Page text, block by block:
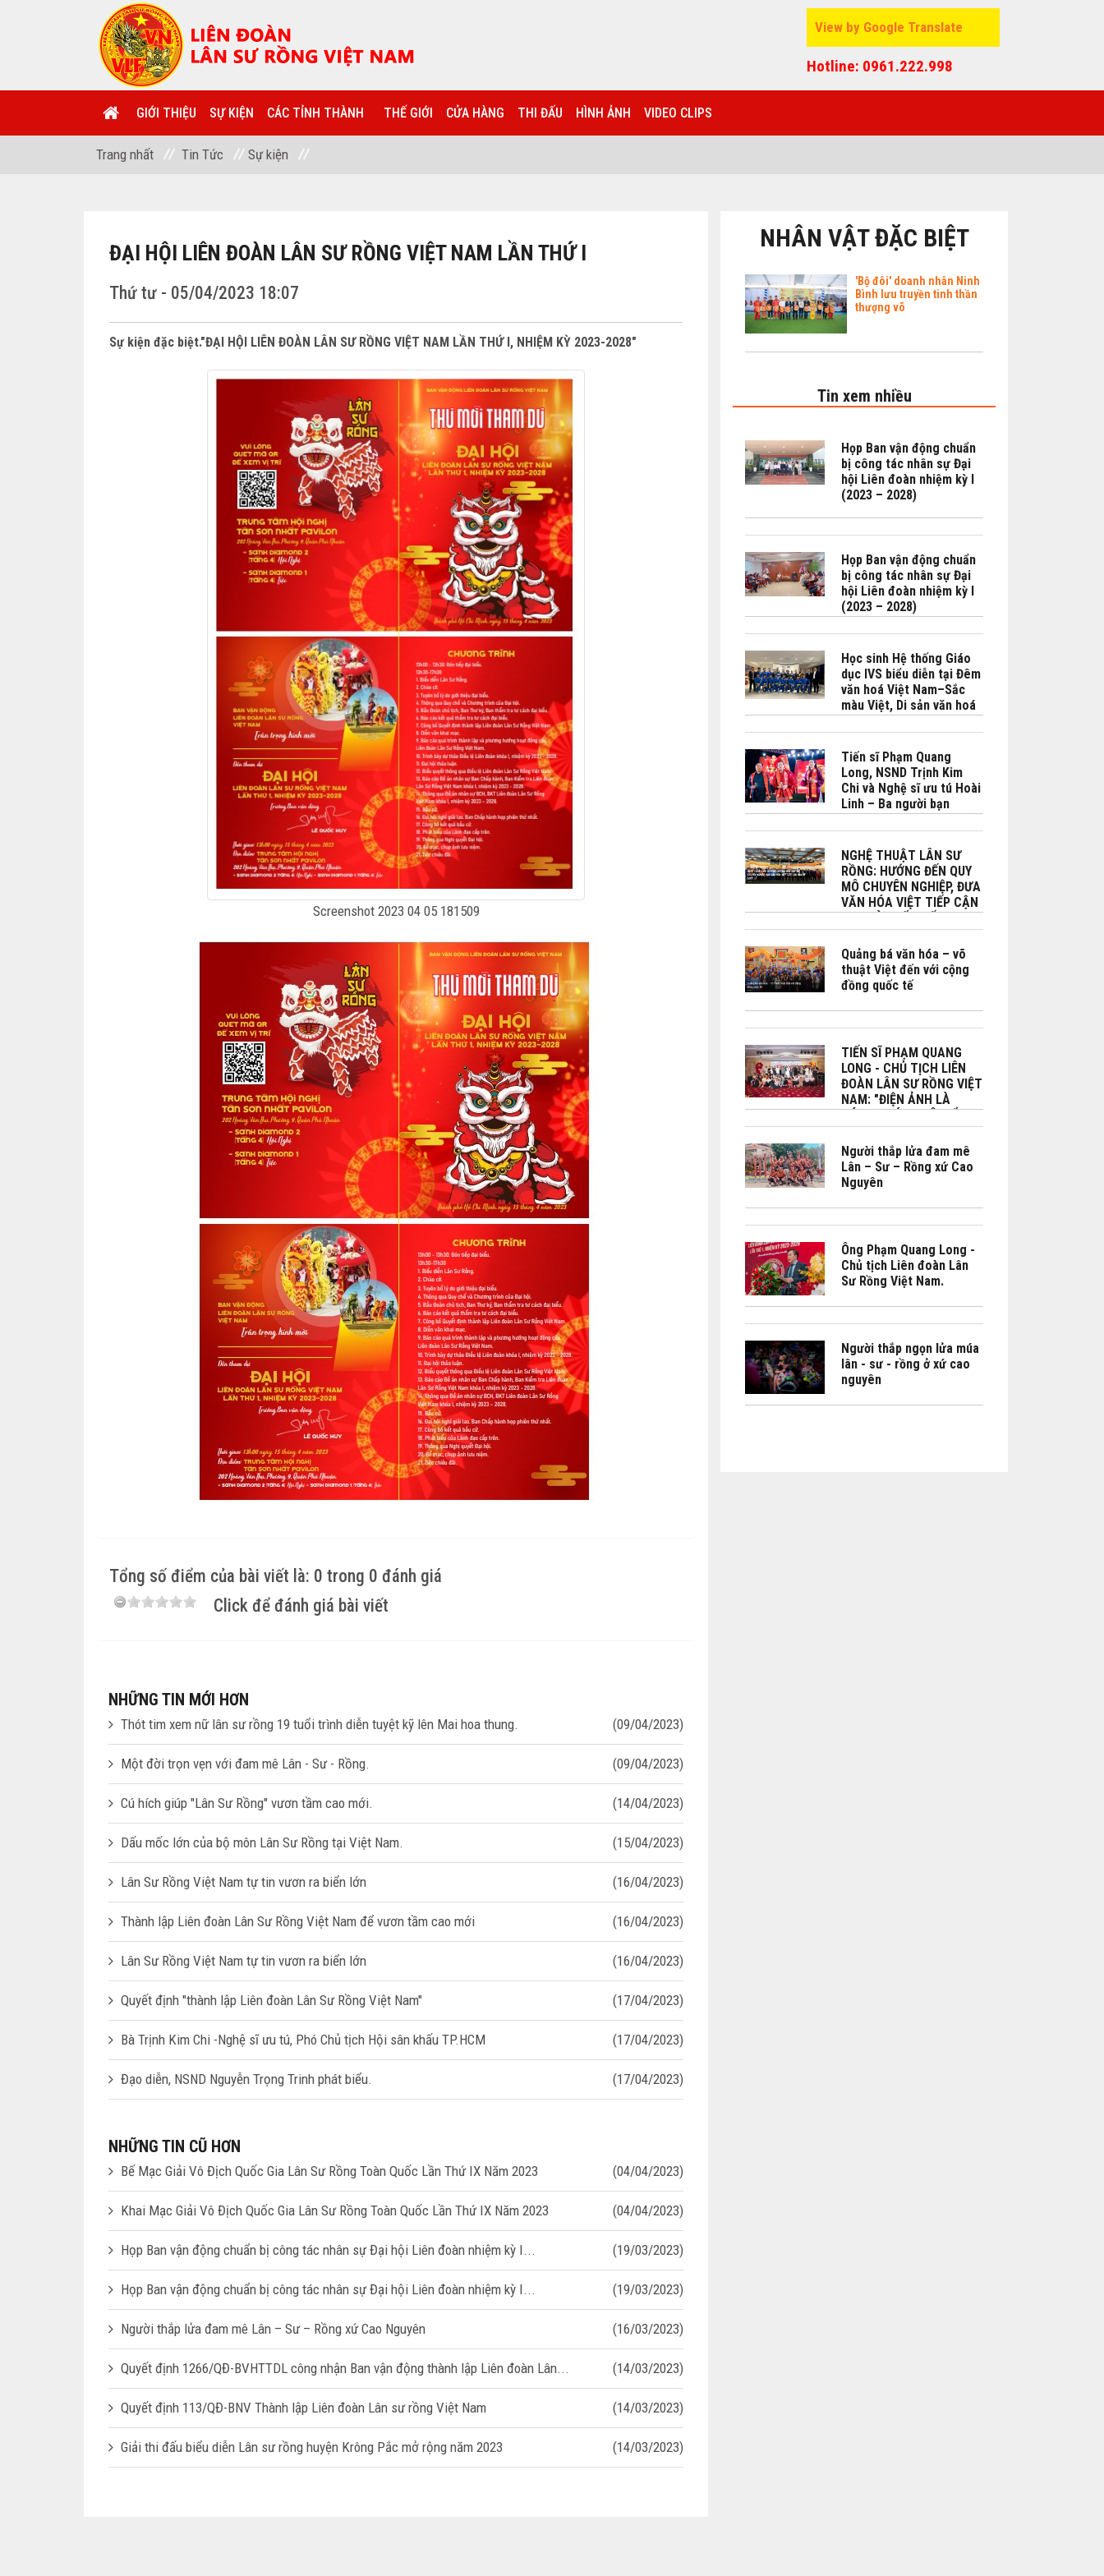
View by Google Translate
Hotline: 0961.222.998
GIỚI THIỆU SỰ KIỆN CÁC TỈNH THÀNH THẾ GIỚI CỬA HÀNG THI ĐẤU HÌNH ẢNH VIDEO CLIPS
Trang nhất Tin Tức Sự kiện
ĐẠI HỘI LIÊN ĐOÀN LÂN SƯ RỒNG VIỆT NAM LẦN THỨ I
Thứ tư - 05/04/2023 18:07
Sự kiện đặc biệt."ĐẠI HỘI LIÊN ĐOÀN LÂN SƯ RỒNG VIỆT NAM LẦN THỨ I, NHIỆM KỲ 2023-2028"
Screenshot 2023 04 05 181509
Tổng số điểm của bài viết là: 0 trong 0 đánh giá
Click để đánh giá bài viết
NHỮNG TIN MỚI HƠN
Thót tim xem nữ lân sư rồng 19 tuổi trình diễn tuyệt kỹ lên Mai hoa thung. (09/04/2023)
Một đời trọn vẹn với đam mê Lân - Sư - Rồng. (09/04/2023)
Cú hích giúp "Lân Sư Rồng" vươn tầm cao mới. (14/04/2023)
Dấu mốc lớn của bộ môn Lân Sư Rồng tại Việt Nam. (15/04/2023)
Lân Sư Rồng Việt Nam tự tin vươn ra biển lớn (16/04/2023)
Thành lập Liên đoàn Lân Sư Rồng Việt Nam để vươn tầm cao mới (16/04/2023)
Lân Sư Rồng Việt Nam tự tin vươn ra biển lớn (16/04/2023)
Quyết định "thành lập Liên đoàn Lân Sư Rồng Việt Nam" (17/04/2023)
Bà Trịnh Kim Chi -Nghệ sĩ ưu tú, Phó Chủ tịch Hội sân khấu TP.HCM (17/04/2023)
Đạo diễn, NSND Nguyễn Trọng Trinh phát biểu. (17/04/2023)
NHỮNG TIN CŨ HƠN
Bế Mạc Giải Vô Địch Quốc Gia Lân Sư Rồng Toàn Quốc Lần Thứ IX Năm 2023 (04/04/2023)
Khai Mạc Giải Vô Địch Quốc Gia Lân Sư Rồng Toàn Quốc Lần Thứ IX Năm 2023 (04/04/2023)
Họp Ban vận động chuẩn bị công tác nhân sự Đại hội Liên đoàn nhiệm kỳ I... (19/03/2023)
Họp Ban vận động chuẩn bị công tác nhân sự Đại hội Liên đoàn nhiệm kỳ I... (19/03/2023)
Người thắp lửa đam mê Lân – Sư – Rồng xứ Cao Nguyên (16/03/2023)
Quyết định 1266/QĐ-BVHTTDL công nhận Ban vận động thành lập Liên đoàn Lân... (14/03/2023)
Quyết định 113/QĐ-BNV Thành lập Liên đoàn Lân sư rồng Việt Nam (14/03/2023)
Giải thi đấu biểu diễn Lân sư rồng huyện Krông Pắc mở rộng năm 2023 (14/03/2023)
NHÂN VẬT ĐẶC BIỆT
'Bộ đôi' doanh nhân Ninh
Bình lưu truyền tinh thần
thượng võ
Tin xem nhiều
Họp Ban vận động chuẩn
bị công tác nhân sự Đại
hội Liên đoàn nhiệm kỳ I
(2023 – 2028)
Họp Ban vận động chuẩn
bị công tác nhân sự Đại
hội Liên đoàn nhiệm kỳ I
(2023 – 2028)
Học sinh Hệ thống Giáo
dục IVS biểu diễn tại Đêm
văn hoá Việt Nam–Sắc
màu Việt, Di sản văn hoá
là động lực cho hoà bình,
tự cường và phát triển
bền vững do Bộ No Bộ
Ngoại giao Việt Nam -
Phái đoàn Việt Nam bên
cạnh UNESCO phối hợp tổ
chức tại Paris
Tiến sĩ Phạm Quang
Long, NSND Trịnh Kim
Chi và Nghệ sĩ ưu tú Hoài
Linh – Ba người bạn
chung đam mê phát triển
văn hóa Việt đặc biệt là
Lân sư rồng
NGHỆ THUẬT LÂN SƯ
RỒNG: HƯỚNG ĐẾN QUY
MÔ CHUYÊN NGHIỆP, ĐƯA
VĂN HÓA VIỆT TIẾP CẬN
BẠN BÈ QUỐC TẾ
Quảng bá văn hóa – võ
thuật Việt đến với cộng
đồng quốc tế
TIẾN SĨ PHẠM QUANG
LONG - CHỦ TỊCH LIÊN
ĐOÀN LÂN SƯ RỒNG VIỆT
NAM: "ĐIỆN ẢNH LÀ
CÁCH CHÚNG TÔI KỂ LẠI
CÂU CHUYỆN VĂN HÓA
BẰNG CẢM XÚC"
Người thắp lửa đam mê
Lân – Sư – Rồng xứ Cao
Nguyên
Ông Phạm Quang Long -
Chủ tịch Liên đoàn Lân
Sư Rồng Việt Nam.
Người thắp ngọn lửa múa
lân - sư - rồng ở xứ cao
nguyên